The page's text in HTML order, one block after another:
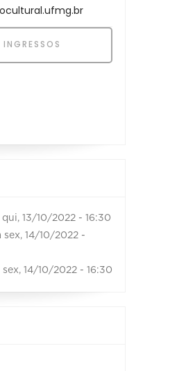
qui, 13/10/2022 - 16:30
sex, 14/10/2022 -
sex, 14/10/2022 - 16:30